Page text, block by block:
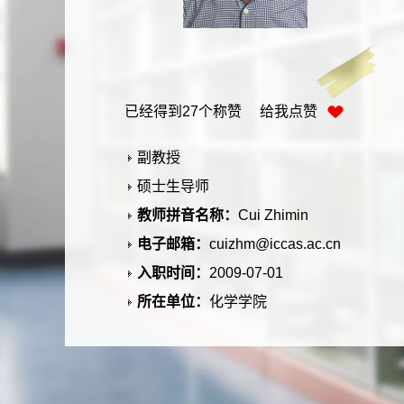
已经得到 27个称赞 给我点赞
副教授
硕士生导师
教师拼音名称： Cui Zhimin
电子邮箱： cuizhm@iccas.ac.cn
入职时间： 2009-07-01
所在单位： 化学学院
实7-303